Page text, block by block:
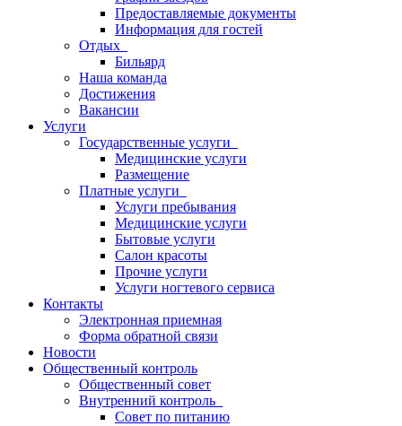
Предоставляемые документы
Информация для гостей
Отдых
Бильярд
Наша команда
Достижения
Вакансии
Услуги
Государственные услуги
Медицинские услуги
Размещение
Платные услуги
Услуги пребывания
Медицинские услуги
Бытовые услуги
Салон красоты
Прочие услуги
Услуги ногтевого сервиса
Контакты
Электронная приемная
Форма обратной связи
Новости
Общественный контроль
Общественный совет
Внутренний контроль
Совет по питанию